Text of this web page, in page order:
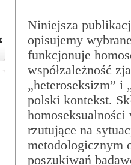
Niniejsza
opisujemy
funkcjonuje
współzależność
„heteroseksizm” i
polski kontekst.
rzutujące na
metodologicznym
poszukiwań